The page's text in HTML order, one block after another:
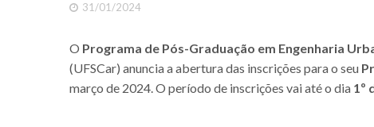
31/01/2024
O Programa de Pós-Graduação em Engenharia
(UFSCar) anuncia a abertura das inscrições para o seu
março de 2024. O período de inscrições vai até o dia 1º